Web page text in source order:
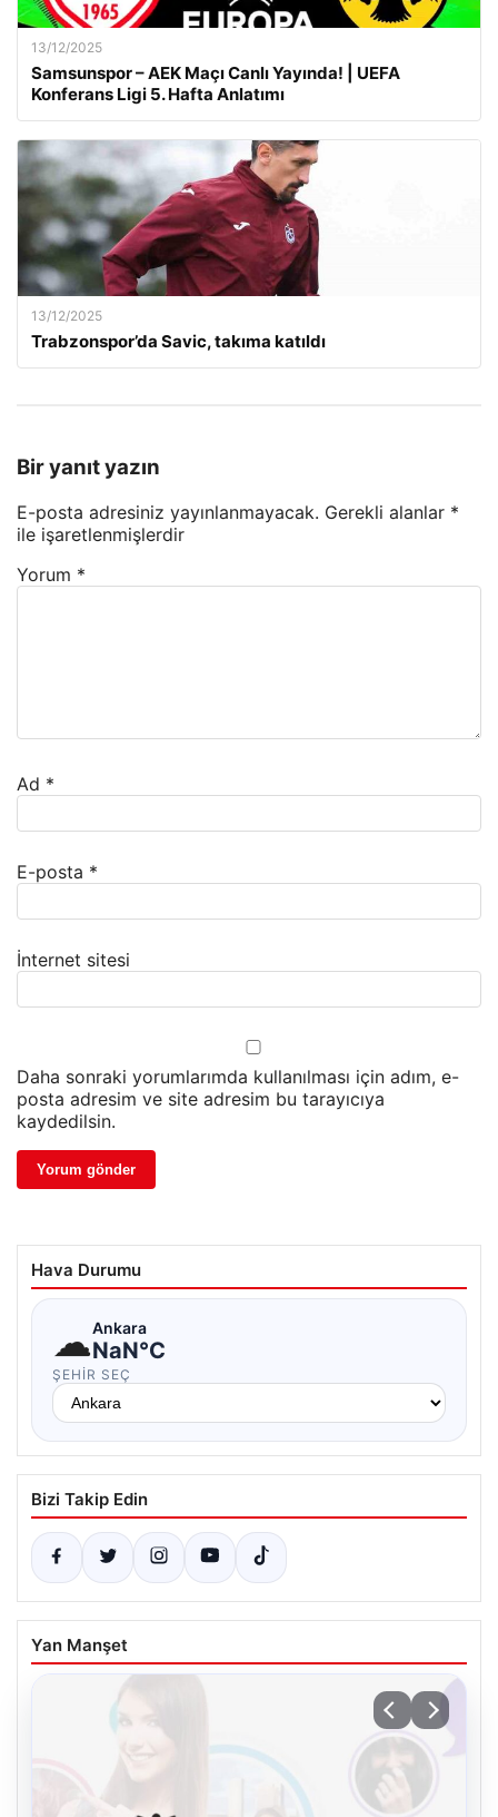
13/12/2025
Samsunspor – AEK Maçı Canlı Yayında! | UEFA
Konferans Ligi 5. Hafta Anlatımı
13/12/2025
Trabzonspor’da Savic, takıma katıldı
Bir yanıt yazın
E-posta adresiniz yayınlanmayacak. Gerekli alanlar *
ile işaretlenmişlerdir
Yorum *
Ad *
E-posta *
İnternet sitesi
Daha sonraki yorumlarımda kullanılması için adım, e-
posta adresim ve site adresim bu tarayıcıya
kaydedilsin.
Hava Durumu
☁Ankara
NaN°C
ŞEHIR SEÇ
Bizi Takip Edin
Yan Manşet